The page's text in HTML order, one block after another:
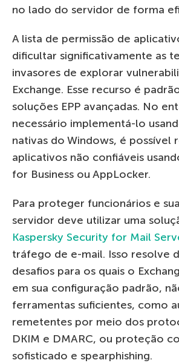
no lado do servidor de forma
A lista de permissão de
dificultar significativamente as
invasores de explorar
Exchange. Esse recurso é
soluções EPP avançadas. No
necessário implementá-lo
nativas do Windows, é possível
aplicativos não confiáveis
for Business ou AppLocker.
Para proteger funcionários e
servidor deve utilizar uma
Kaspersky Security for Mail
tráfego de e-mail. Isso resolve
desafios para os quais o
em sua configuração padrão,
ferramentas suficientes, como
remetentes por meio dos
DKIM e DMARC, ou proteção
sofisticado e spearphishing.